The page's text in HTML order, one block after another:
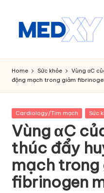
M
e
d
x
y
A
I
Home Sức khỏe
Vùng αC
động mạch trong giảm
Posted
Cardiology/Tim mạch Sức
Vùng αC
thúc đẩy
mạch trong
fibrinogen